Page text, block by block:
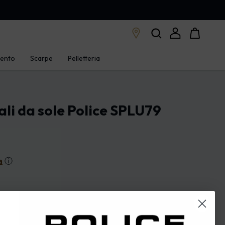
Scarpe Pelletteria
da sole Police SPLU79
ⓘ